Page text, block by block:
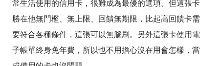
常生活使用的信用卡，很難成為最優的選項。但這張卡
勝在他無門檻、無上限、回饋無期限，比起高回饋卡需
要符合各種條件，這張可以無腦刷。另外這張卡使用電
子帳單終身免年費，所以也不用擔心沒在用會怎樣，當